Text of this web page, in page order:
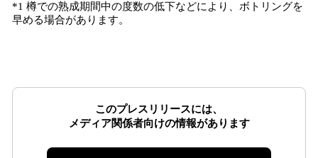
*1 樽での熟成期間中の度数の低下などにより、ボトリングを
早める場合があります。
このプレスリリースには、
メディア関係者向けの情報があります